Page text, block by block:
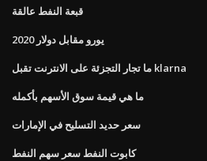
قبعة النفط عالقة
يورو مقابل دولار 2020
ما تجار التجزئة على الانترنت تقبل klarna
ما هي قيمة سوق الأسهم بأكمله
سعر حديد التسليح في الإمارات
كابوت النفط سعر سهم النفط